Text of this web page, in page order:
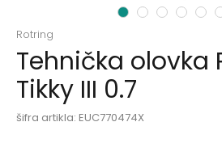
1 2 3 4 5
Rotring
Tehnička olovka
Tikky III 0.7
šifra artikla: EUC770474X